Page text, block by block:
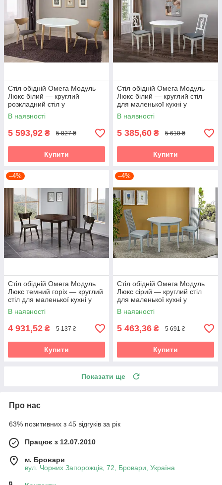
Стіл обідній Омега Модуль
Люкс білий — круглий
розкладний стіл у
скандинавському стилі
В наявності
5 593,92 ₴ 5 827 ₴
Купити
Стіл обідній Омега Модуль
Люкс білий — круглий стіл
для маленької кухні у
скандинавському стилі
В наявності
5 385,60 ₴ 5 610 ₴
Купити
–4%
Стіл обідній Омега Модуль
Люкс темний горіх — круглий
стіл для маленької кухні у
скандинавському стилі
В наявності
4 931,52 ₴ 5 137 ₴
Купити
–4%
Стіл обідній Омега Модуль
Люкс сірий — круглий стіл
для маленької кухні у
скандинавському стилі
В наявності
5 463,36 ₴ 5 691 ₴
Купити
Показати ще
Про нас
63% позитивних з 45 відгуків за рік
Працює з 12.07.2010
м. Бровари
вул. Чорних Запорожців, 72, Бровари, Україна